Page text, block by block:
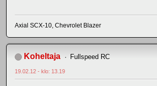
Axial SCX-10, Chevrolet Blazer
Koheltaja Fullspeed RC
19.02.12 - klo: 13.19